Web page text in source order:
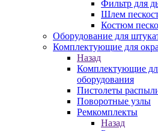
Фильтр для
Шлем
Костюм
Оборудование для
Комплектующие для
Назад
Комплектующие
оборудования
Пистолеты
Поворотные узлы
Ремкомплекты
Назад